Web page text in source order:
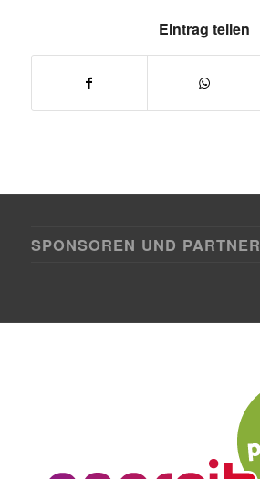
Eintrag teilen
SPONSOREN UND PARTNER